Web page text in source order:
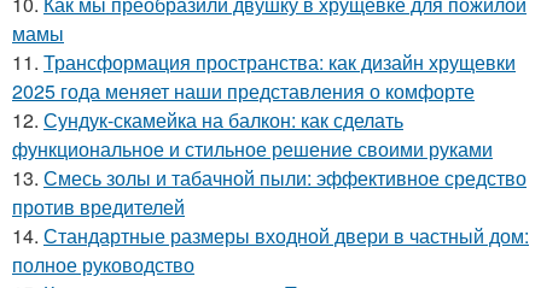
мамы
11. Трансформация пространства: как дизайн хрущевки
2025 года меняет наши представления о комфорте
12. Сундук-скамейка на балкон: как сделать
функциональное и стильное решение своими руками
13. Смесь золы и табачной пыли: эффективное средство
против вредителей
14. Стандартные размеры входной двери в частный дом:
полное руководство